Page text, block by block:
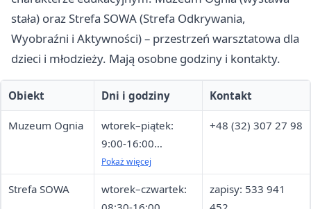
stała) oraz Strefa SOWA (Strefa Odkrywania,
Wyobraźni i Aktywności) – przestrzeń warsztatowa dla
dzieci i młodzieży. Mają osobne godziny i kontakty.
Obiekt Dni i godziny Kontakt
Muzeum Ognia
wtorek–piątek:
9:00-16:00
sobota–niedziela:
poniedziałek:
Pokaż więcej
+48 (32) 307 27 98
Strefa SOWA
wtorek–czwartek:
zapisy: 533 941